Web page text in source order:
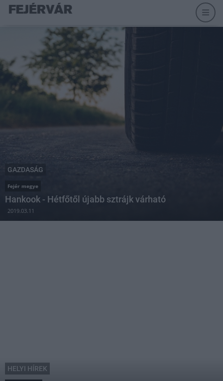
GAZDASÁG
Fejér megye
Hankook - Hétfőtől újabb sztrájk várható
2019.03.11
HELYI HÍREK